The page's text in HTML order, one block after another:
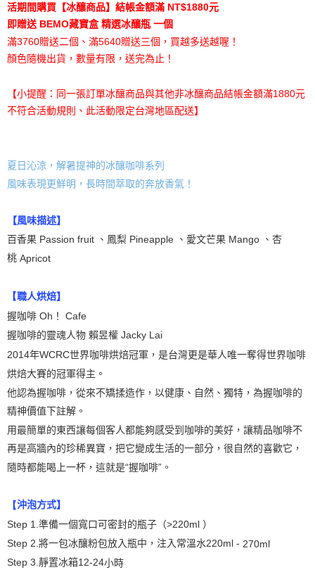
活期間購買【冰釀商品】結帳金額滿 NT$1880元
即贈送 BEMO藏寶盒 精選冰釀瓶 一個
滿3760贈送二個、滿5640贈送三個，買越多送越喔！
顏色隨機出貨，數量有限，送完為止！
【小提醒：同一張訂單冰釀商品與其他非冰釀商品結帳金額滿1880元
不符合活動規則、此活動限定台灣地區配送】
夏日沁涼，解暑提神的冰釀咖啡系列
風味表現更鮮明，長時間萃取的奔放香氣！
【風味描述】
百香果 Passion fruit 、鳳梨 Pineapple 、愛文芒果 Mango 、杏
桃 Apricot
【職人烘焙】
握咖啡 Oh ！
Cafe
握咖啡的靈魂人物 賴昱權 Jacky Lai
2014年WCRC世界咖啡烘焙冠軍，是台灣更是華人唯一奪得世界咖啡
烘焙大賽的冠軍得主。
他認為握咖啡，從來不矯揉造作，以健康、自然、獨特，為握咖啡的
精神價值下註解。
用最簡單的東西讓每個客人都能夠感受到咖啡的美好，讓精品咖啡不
再是高牆內的珍稀異寶，把它變成生活的一部分，很自然的喜歡它，
隨時都能喝上一杯，這就是“握咖啡”。
【沖泡方式】
Step 1. 準備一個寬口可密封的瓶子（>220ml ）
Step 2. 將一包冰釀粉包放入瓶中，注入常溫水220ml - 270ml
Step 3.靜置冰箱12-24小時